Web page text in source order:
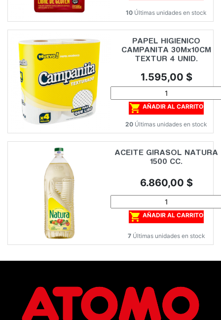
10 Últimas unidades en stock
PAPEL HIGIENICO
CAMPANITA 30Mx10CM
TEXTUR 4 UNID.
Precio
1.595,00 $
 AÑADIR AL CARRITO
20 Últimas unidades en stock
ACEITE GIRASOL NATURA
1500 CC.
Precio
6.860,00 $
 AÑADIR AL CARRITO
7 Últimas unidades en stock